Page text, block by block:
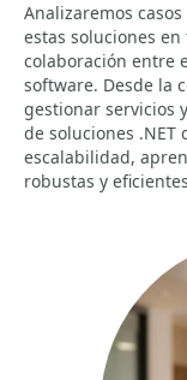
Analizaremos
estas soluciones
colaboración entre
software. Desde la
gestionar servicios
de soluciones
escalabilidad,
robustas y eficientes